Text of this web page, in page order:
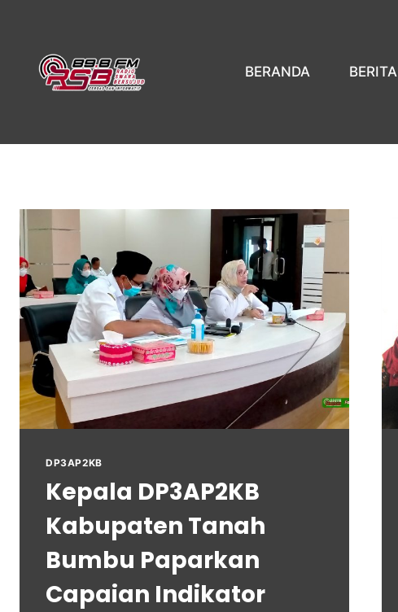
BERANDA BERITA
DP3AP2KB
Kepala DP3AP2KB
Kabupaten Tanah
Bumbu Paparkan
Capaian Indikator